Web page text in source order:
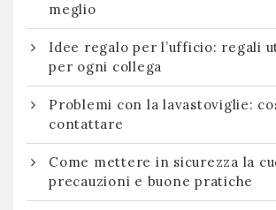
meglio
Idee regalo per l’ufficio: regali
per ogni collega
Problemi con la lavastoviglie:
contattare
Come mettere in sicurezza la
precauzioni e buone pratiche